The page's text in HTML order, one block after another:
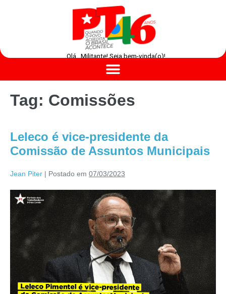
Olá , Militante! Seja bem-vinda(o)!
Tag: Comissões
Leleco é vice-presidente da
Comissão de Assuntos Municipais
Jean Piter | Postado em 07/03/2023